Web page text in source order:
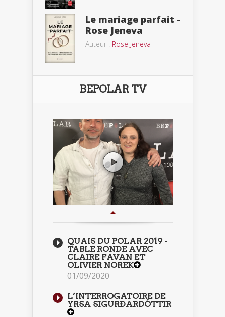
Le mariage parfait -
Rose Jeneva
Auteur : Rose Jeneva
BEPOLAR TV
QUAIS DU POLAR 2019 -
TABLE RONDE AVEC
CLAIRE FAVAN ET
OLIVIER NOREK
01/09/2020
L’INTERROGATOIRE DE
YRSA SIGURÐARDÓTTIR